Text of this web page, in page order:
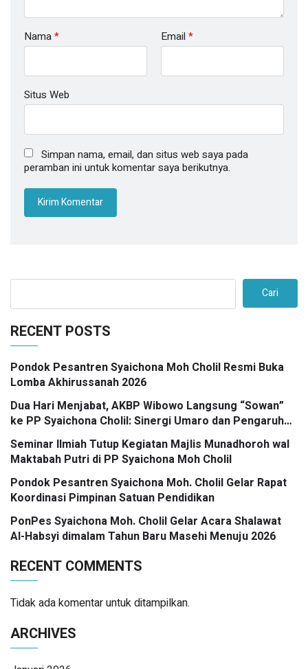
Nama* Email *
Situs Web
Simpan nama, email, dan situs web saya pada
peramban ini untuk komentar saya berikutnya.
Cari
RECENT POSTS
Pondok Pesantren Syaichona Moh Cholil Resmi Buka
Lomba Akhirussanah 2026
Dua Hari Menjabat, AKBP Wibowo Langsung “Sowan”
ke PP Syaichona Cholil: Sinergi Umaro dan Pengaruh
Tokoh Pesantren Kunci Bangkalan Madani
Seminar Ilmiah Tutup Kegiatan Majlis Munadhoroh wal
Maktabah Putri di PP Syaichona Moh Cholil
Pondok Pesantren Syaichona Moh. Cholil Gelar Rapat
Koordinasi Pimpinan Satuan Pendidikan
PonPes Syaichona Moh. Cholil Gelar Acara Shalawat
Al-Habsyi dimalam Tahun Baru Masehi Menuju 2026
RECENT COMMENTS
Tidak ada komentar untuk ditampilkan.
ARCHIVES